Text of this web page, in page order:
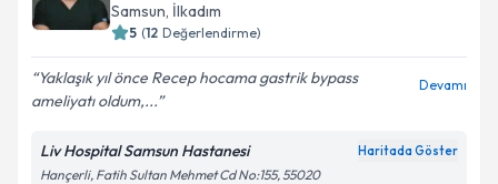
Samsun, İlkadım
5 (12 Değerlendirme)
Yaklaşık yıl önce Recep hocama gastrik bypass
ameliyatı oldum,...
Devamı
Liv Hospital Samsun Hastanesi Haritada Göster
Hançerli, Fatih Sultan Mehmet Cd No:155, 55020